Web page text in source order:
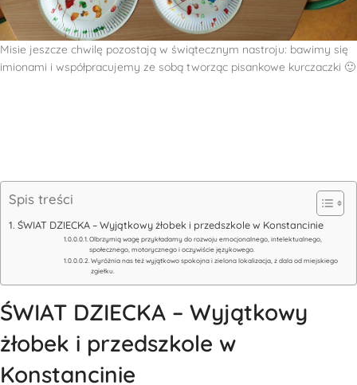
Misie jeszcze chwilę pozostają w świątecznym nastroju: bawimy się
imionami i współpracujemy ze sobą tworząc pisankowe kurczaczki 🙂
Spis treści
ŚWIAT DZIECKA – Wyjątkowy żłobek i przedszkole w Konstancinie
Olbrzymią wagę przykładamy do rozwoju emocjonalnego, intelektualnego,
społecznego, motorycznego i oczywiście językowego.
Wyróżnia nas też wyjątkowo spokojna i zielona lokalizacja, z dala od miejskiego
zgiełku.
ŚWIAT DZIECKA – Wyjątkowy
żłobek i przedszkole w
Konstancinie